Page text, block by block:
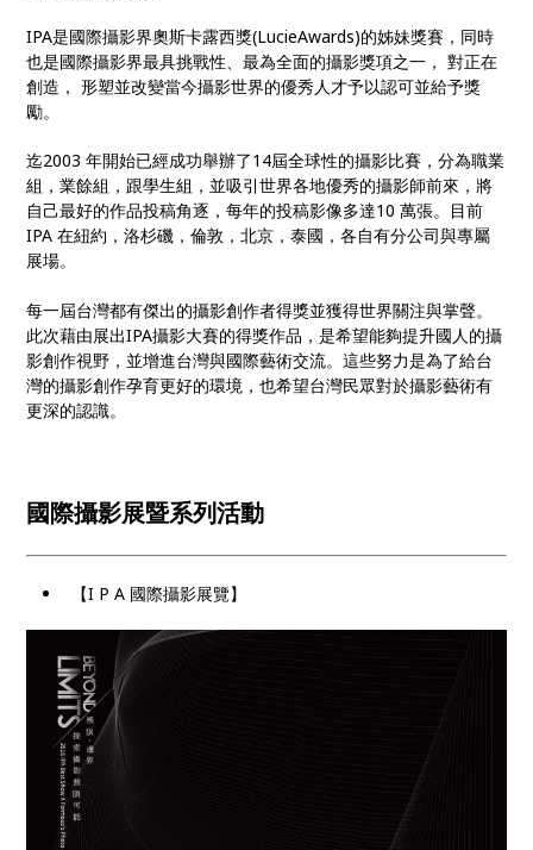
IPA是國際攝影界奧斯卡露西獎(LucieAwards)的姊妹獎賽，同時
也是國際攝影界最具挑戰性、最為全面的攝影獎項之一， 對正在
創造， 形塑並改變當今攝影世界的優秀人才予以認可並給予獎
勵。
迄2003 年開始已經成功舉辦了14屆全球性的攝影比賽，分為職業
組，業餘組，跟學生組，並吸引世界各地優秀的攝影師前來，將
自己最好的作品投稿角逐，每年的投稿影像多達10 萬張。目前
IPA 在紐約，洛杉磯，倫敦，北京，泰國，各自有分公司與專屬
展場。
每一屆台灣都有傑出的攝影創作者得獎並獲得世界關注與掌聲。
此次藉由展出IPA攝影大賽的得獎作品，是希望能夠提升國人的攝
影創作視野，並增進台灣與國際藝術交流。這些努力是為了給台
灣的攝影創作孕育更好的環境，也希望台灣民眾對於攝影藝術有
更深的認識。
國際攝影展暨系列活動
【I P A 國際攝影展覽】